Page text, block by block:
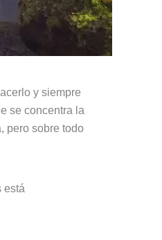
y siempre
se concentra la
pero sobre todo
está